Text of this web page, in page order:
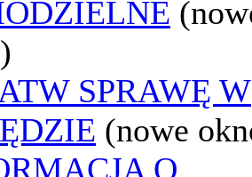
SPRAWĘ W
(nowe
O